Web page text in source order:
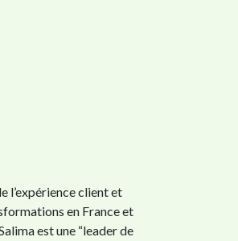
l’expérience client et
en France et
est une “leader de